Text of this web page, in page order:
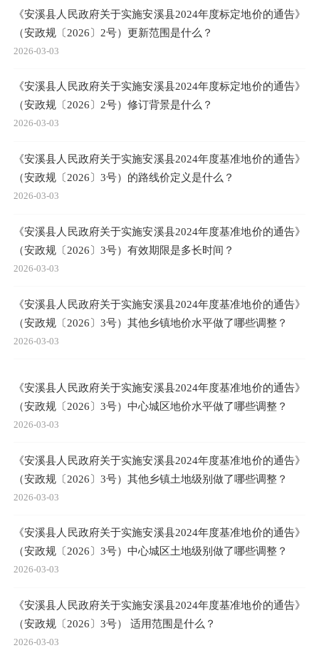
《安溪县人民政府关于实施安溪县2024年度标定地价的通告》
（安政规〔2026〕2号）更新范围是什么？
2026-03-03
《安溪县人民政府关于实施安溪县2024年度标定地价的通告》
（安政规〔2026〕2号）修订背景是什么？
2026-03-03
《安溪县人民政府关于实施安溪县2024年度基准地价的通告》
（安政规〔2026〕3号）的路线价定义是什么？
2026-03-03
《安溪县人民政府关于实施安溪县2024年度基准地价的通告》
（安政规〔2026〕3号）有效期限是多长时间？
2026-03-03
《安溪县人民政府关于实施安溪县2024年度基准地价的通告》
（安政规〔2026〕3号）其他乡镇地价水平做了哪些调整？
2026-03-03
《安溪县人民政府关于实施安溪县2024年度基准地价的通告》
（安政规〔2026〕3号）中心城区地价水平做了哪些调整？
2026-03-03
《安溪县人民政府关于实施安溪县2024年度基准地价的通告》
（安政规〔2026〕3号）其他乡镇土地级别做了哪些调整？
2026-03-03
《安溪县人民政府关于实施安溪县2024年度基准地价的通告》
（安政规〔2026〕3号）中心城区土地级别做了哪些调整？
2026-03-03
《安溪县人民政府关于实施安溪县2024年度基准地价的通告》
（安政规〔2026〕3号） 适用范围是什么？
2026-03-03